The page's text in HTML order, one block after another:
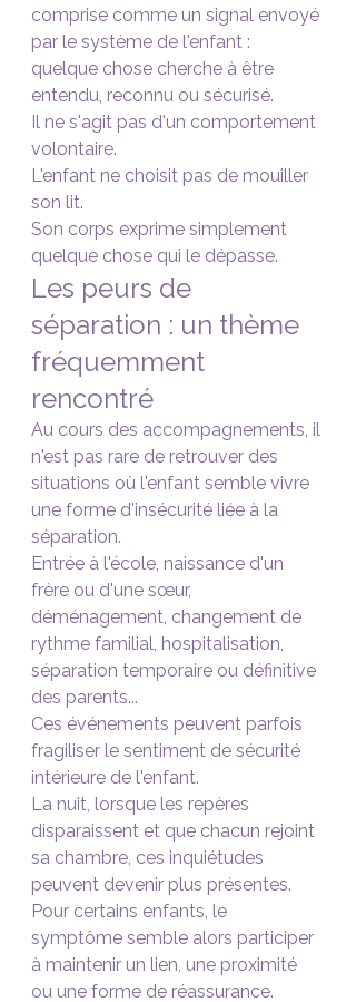
comprise comme un signal envoyé
par le système de l'enfant :
quelque chose cherche à être
entendu, reconnu ou sécurisé.
Il ne s'agit pas d'un comportement
volontaire.
L'enfant ne choisit pas de mouiller
son lit.
Son corps exprime simplement
quelque chose qui le dépasse.
Les peurs de
séparation : un thème
fréquemment
rencontré
Au cours des accompagnements, il
n'est pas rare de retrouver des
situations où l'enfant semble vivre
une forme d'insécurité liée à la
séparation.
Entrée à l'école, naissance d'un
frère ou d'une sœur,
déménagement, changement de
rythme familial, hospitalisation,
séparation temporaire ou définitive
des parents...
Ces événements peuvent parfois
fragiliser le sentiment de sécurité
intérieure de l'enfant.
La nuit, lorsque les repères
disparaissent et que chacun rejoint
sa chambre, ces inquiétudes
peuvent devenir plus présentes.
Pour certains enfants, le
symptôme semble alors participer
à maintenir un lien, une proximité
ou une forme de réassurance.